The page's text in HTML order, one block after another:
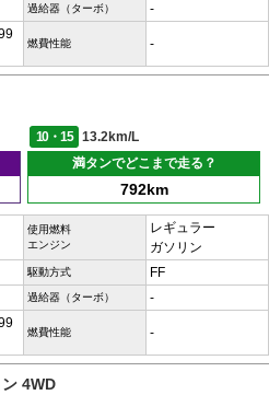
過給器（ターボ） -
燃費性能 -
10・15
13.2km/L
満タンでどこまで走る？
792km
使用燃料
エンジン
レギュラー
ガソリン
駆動方式 FF
過給器（ターボ） -
燃費性能 -
4WD